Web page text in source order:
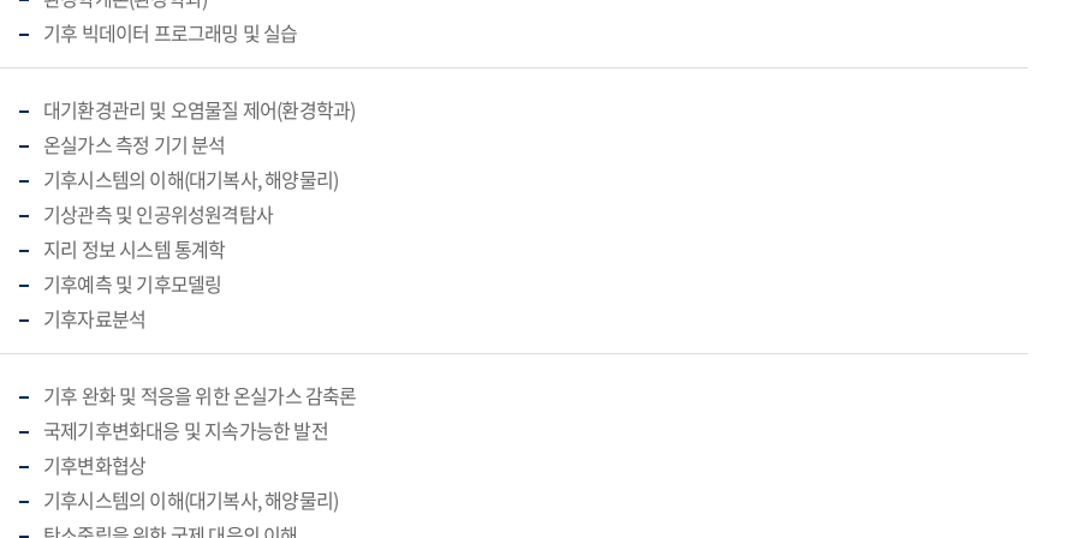
기후 빅데이터 프로그래밍 및 실습
대기환경관리 및 오염물질 제어(환경학과)
온실가스 측정 기기 분석
기후시스템의 이해(대기복사, 해양물리)
기상관측 및 인공위성원격탐사
지리 정보 시스템 통계학
기후예측 및 기후모델링
기후자료분석
기후 완화 및 적응을 위한 온실가스 감축론
국제기후변화대응 및 지속가능한 발전
기후변화협상
기후시스템의 이해(대기복사, 해양물리)